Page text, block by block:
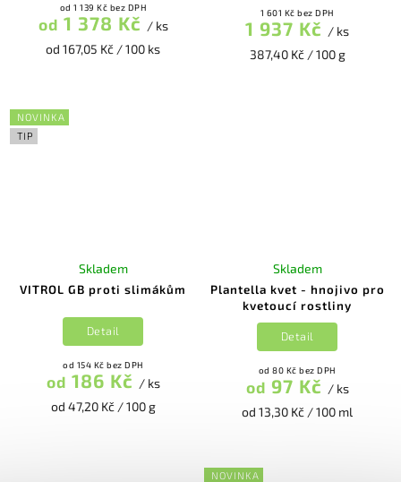
od 1 139 Kč bez DPH
od 1 378 Kč / ks
od 167,05 Kč / 100 ks
1 601 Kč bez DPH
1 937 Kč / ks
387,40 Kč / 100 g
NOVINKA
TIP
VITROL GB proti slimákům
Skladem
od 154 Kč bez DPH
od 186 Kč / ks
od 47,20 Kč / 100 g
Detail
Plantella kvet - hnojivo pro
kvetoucí rostliny
Skladem
od 80 Kč bez DPH
od 97 Kč / ks
od 13,30 Kč / 100 ml
Detail
NOVINKA